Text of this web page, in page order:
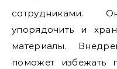
сотрудниками.
упорядочить и
материалы.
поможет избежать